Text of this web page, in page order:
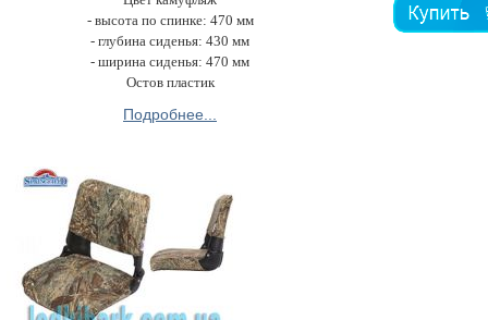
- высота по спинке: 470 мм
- глубина сиденья: 430 мм
- ширина сиденья: 470 мм
Остов пластик
Подробнее...